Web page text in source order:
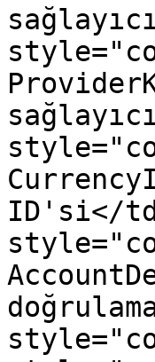
ID'si</